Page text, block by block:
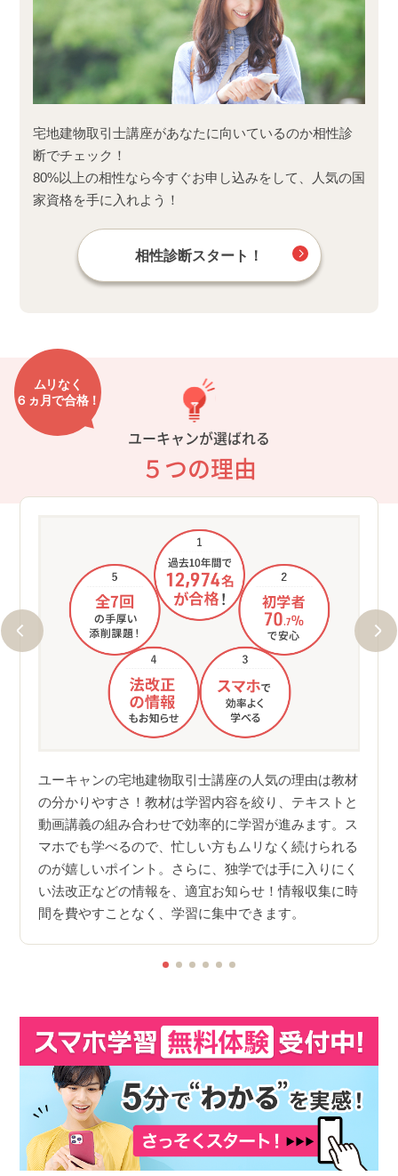
宅地建物取引士講座があなたに向いているのか相性診
断でチェック！
80%以上の相性なら今すぐお申し込みをして、人気の国
家資格を手に入れよう！
相性診断スタート！
ムリなく
６ヵ月で合格！
ユーキャンが選ばれる
５つの理由
ユーキャンの宅地建物取引士講座の人気の理由は教材
の分かりやすさ！教材は学習内容を絞り、テキストと
動画講義の組み合わせで効率的に学習が進みます。ス
マホでも学べるので、忙しい方もムリなく続けられる
のが嬉しいポイント。さらに、独学では手に入りにく
い法改正などの情報を、適宜お知らせ！情報収集に時
間を費やすことなく、学習に集中できます。